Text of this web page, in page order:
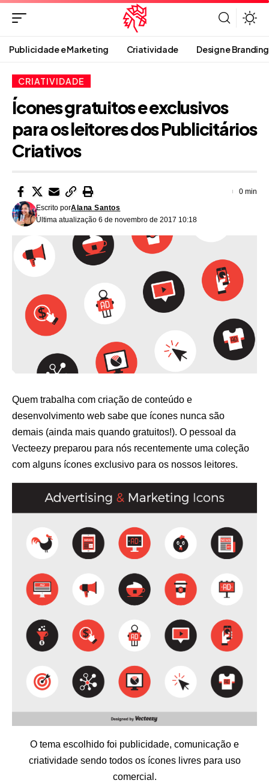
Publicidade e Marketing Criatividade Design e Branding
CRIATIVIDADE
Ícones gratuitos e exclusivos
para os leitores dos Publicitários
Criativos
Última atualização 6 de novembro de 2017 10:18
Escrito porAlana Santos
0 min
Quem trabalha com criação de conteúdo e
desenvolvimento web sabe que ícones nunca são
demais (ainda mais quando gratuitos!). O pessoal da
Vecteezy preparou para nós recentemente uma coleção
com alguns ícones exclusivo para os nossos leitores.
O tema escolhido foi publicidade, comunicação e
criatividade sendo todos os ícones livres para uso
comercial.